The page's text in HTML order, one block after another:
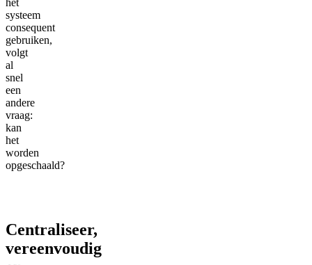
systeem
consequent
gebruiken,
volgt
al
snel
een
andere
vraag:
kan
het
worden
opgeschaald?
Centraliseer,
vereenvoudig